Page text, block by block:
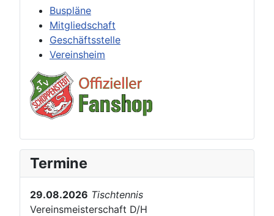
Buspläne
Mitgliedschaft
Geschäftsstelle
Vereinsheim
Termine
29.08.2026 Tischtennis
Vereinsmeisterschaft D/H